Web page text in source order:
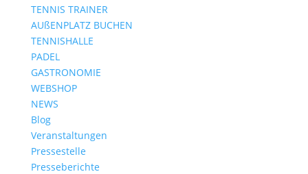
TENNIS TRAINER
AUßENPLATZ BUCHEN
TENNISHALLE
PADEL
GASTRONOMIE
WEBSHOP
NEWS
Blog
Veranstaltungen
Pressestelle
Presseberichte